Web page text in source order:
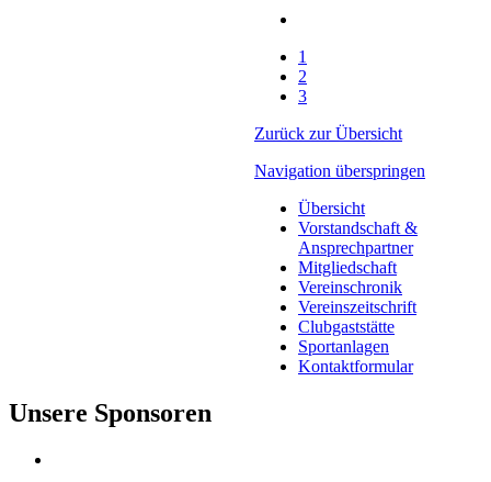
1
2
3
Zurück zur Übersicht
Navigation überspringen
Übersicht
Vorstandschaft &
Ansprechpartner
Mitgliedschaft
Vereinschronik
Vereinszeitschrift
Clubgaststätte
Sportanlagen
Kontaktformular
Unsere Sponsoren